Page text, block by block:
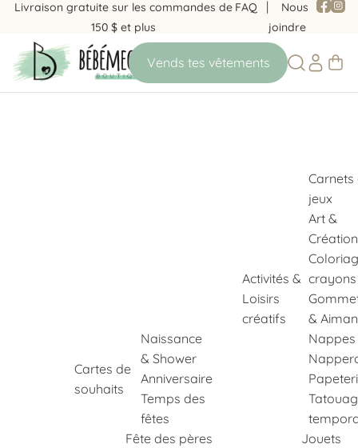
Livraison gratuite sur les commandes de
150 $ et plus
FAQ
Nous
joindre
Cartes de
souhaits
Naissance
& Shower
Anniversaire
Temps des
fêtes
Fête des pères
Activités &
Loisirs
créatifs
Carnets
jeux
Art &
Création
crayons
&
Nappes
Jouets